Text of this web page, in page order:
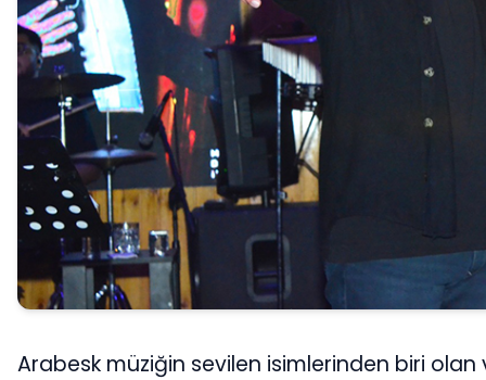
Arabesk müziğin sevilen isimlerinden biri olan